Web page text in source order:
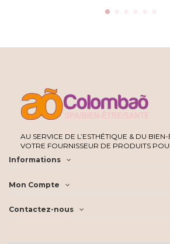
AU SERVICE DE L’ESTHÉTIQUE & DU
VOTRE FOURNISSEUR DE PRODUITS
Informations
Mon Compte
Contactez-nous